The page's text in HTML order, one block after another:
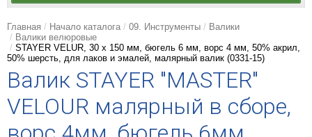
Главная Начало каталога 09. Инструменты
Валики
Валики велюровые
STAYER VELUR, 30 х 150 мм, бюгель 6 мм, ворс 4 мм, 50% акрил,
50% шерсть, для лаков и эмалей, малярный валик (0331-15)
Валик STAYER "MASTER"
VELOUR малярный в сборе,